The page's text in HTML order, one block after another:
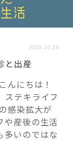
事例
ベ事例
2020.10.18
と出産
んにちは！
ステキライフ
感染拡大が
や産後の生活
多いのではな